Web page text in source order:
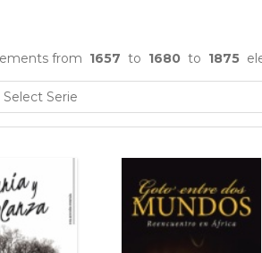
from 1657 to 1680 to 1875